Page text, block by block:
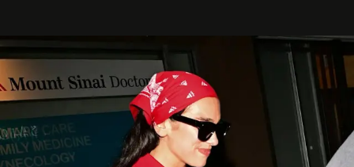
vinylplaten, fotografie met een analoge camera,
handgeschreven notitieboeken. Die trend draait niet
alleen om nostalgie. Je wilt iets maken, voelen en
beleven zonder dat alles meteen digitaal, snel en
efficiënt hoeft te zijn. Juist dat langzamere tempo voelt
verrassend prettig.